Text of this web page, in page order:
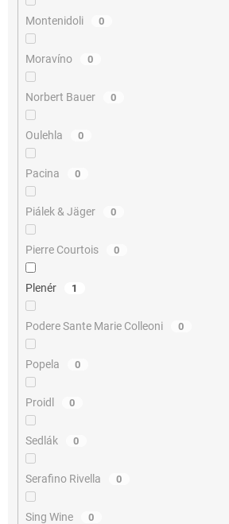
Montenidoli 0
Moravíno 0
Norbert Bauer 0
Oulehla 0
Pacina 0
Piálek & Jäger 0
Pierre Courtois 0
Plenér 1
Podere Sante Marie Colleoni 0
Popela 0
Proidl 0
Sedlák 0
Serafino Rivella 0
Sing Wine 0